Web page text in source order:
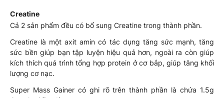
Creatine
Cả 2 sản phẩm đều có bổ sung Creatine trong thành phần.
Creatine là một axit amin có tác dụng tăng sức mạnh, tăng
sức bền giúp bạn tập luyện hiệu quả hơn, ngoài ra còn giúp
kích thích quá trình tổng hợp protein ở cơ bắp, giúp tăng khối
lượng cơ nạc.
Super Mass Gainer có ghi rõ trên thành phần là chứa 1.5g